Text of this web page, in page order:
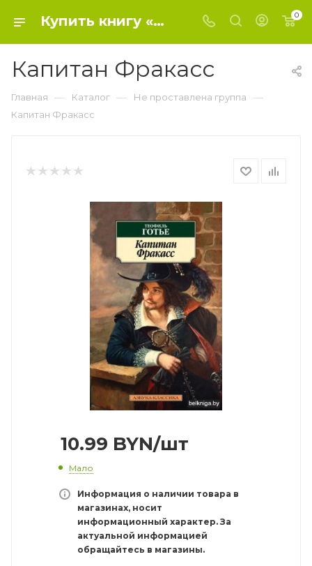
Купить книгу «Капитан Фракасс» 2021, Готье Т. - Не проставлена группа 0
Капитан Фракасс
Главная — Каталог — Не проставлена группа —
Капитан Фракасс
10.99 BYN/шт
Мало
Информация о наличии товара в
магазинах, носит
информационный характер. За
актуальной информацией
обращайтесь в магазины.